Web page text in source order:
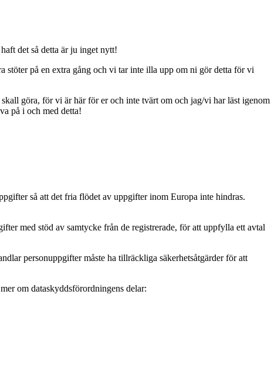
det så detta är ju inget nytt!
på en extra gång och vi tar inte illa upp om ni gör detta för vi
göra, för vi är här för er och inte tvärt om och jag/vi har läst igenom
på i och med detta!
så att det fria flödet av uppgifter inom Europa inte hindras.
med stöd av samtycke från de registrerade, för att uppfylla ett avtal
personuppgifter måste ha tillräckliga säkerhetsåtgärder för att
om dataskyddsförordningens delar: